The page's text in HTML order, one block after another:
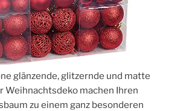
glänzende, glitzernde und matte
Weihnachtsdeko machen Ihren
zu einem ganz besonderen